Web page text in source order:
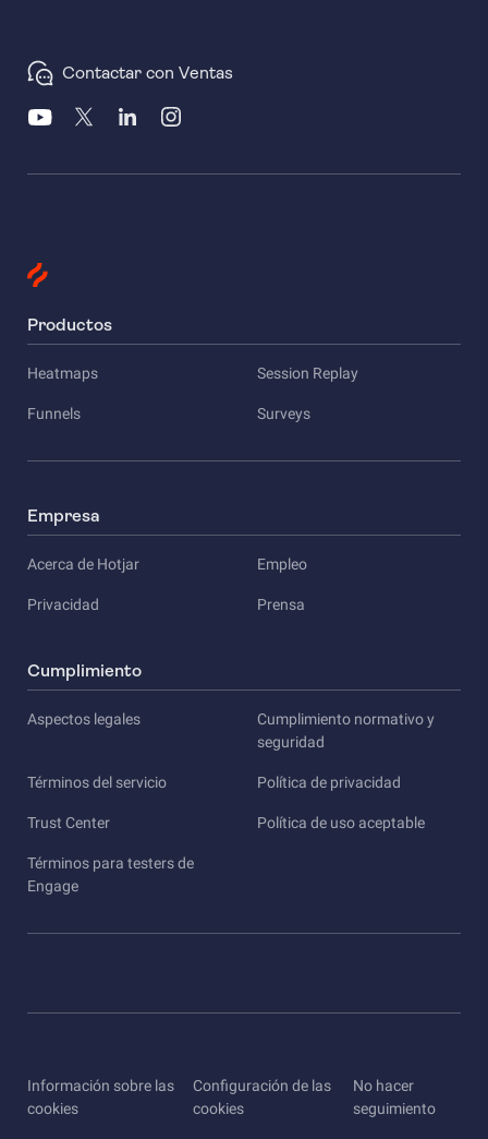
Contactar con Ventas
Productos
Heatmaps Session Replay
Funnels Surveys
Empresa
Acerca de Hotjar Empleo
Privacidad Prensa
Cumplimiento
Aspectos legales
Cumplimiento normativo y
seguridad
Términos del servicio Política de privacidad
Trust Center Política de uso aceptable
Términos para testers de
Engage
Información sobre las
cookies
Configuración de las
cookies
No hacer
seguimiento